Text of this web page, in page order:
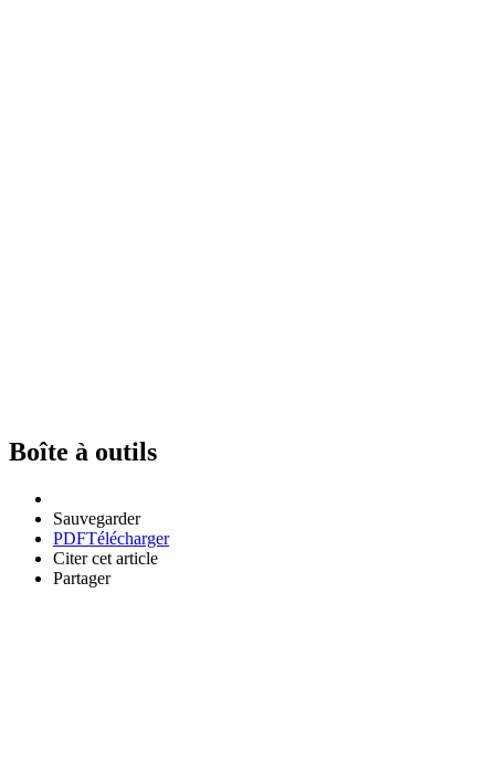
Boîte à outils
Sauvegarder
PDFTélécharger
Citer cet article
Partager